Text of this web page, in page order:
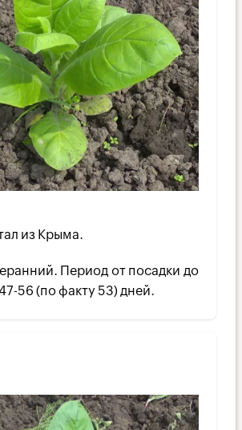
из Крыма.
Период от посадки до
56 (по факту 53) дней.